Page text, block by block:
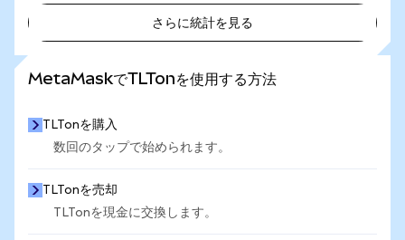
さらに統計を見る
MetaMaskでTLTonを使用する方法
TLTonを購入
数回のタップで始められます。
TLTonを売却
TLTonを現金に交換します。